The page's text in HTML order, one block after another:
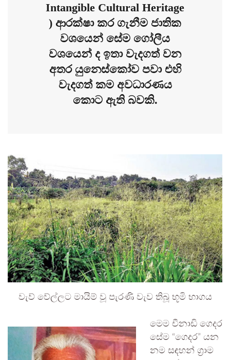
Intangible Cultural Heritage
) ආරක්ෂා කර ගැනීම ජාතික
වශයෙන් සේම ගෝලීය
වශයෙන් ද ඉතා වැදගත් වන
අතර යුනෙස්කෝව පවා එහි
වැදගත් කම අවධාරණය
කොට ඇති බවකි.
වැව් වේල්ලට මායිම් වූ පැරණි වැව තිබූ භූමි භාගය
මෙම චීනාඩි ගෙදර
සේම “ගෙදර” යන
නම සඳහන් ග්‍රාම